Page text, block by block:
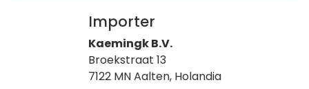
Importer
Kaemingk B.V.
Broekstraat 13
7122 MN Aalten, Holandia